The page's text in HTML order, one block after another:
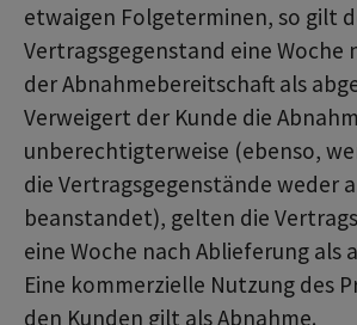
etwaigen Folgeterminen, so gilt
Vertragsgegenstand eine Woche
der Abnahmebereitschaft als
Verweigert der Kunde die
unberechtigterweise (ebenso,
die Vertragsgegenstände weder
beanstandet), gelten die
eine Woche nach Ablieferung als
Eine kommerzielle Nutzung des
den Kunden gilt als Abnahme.